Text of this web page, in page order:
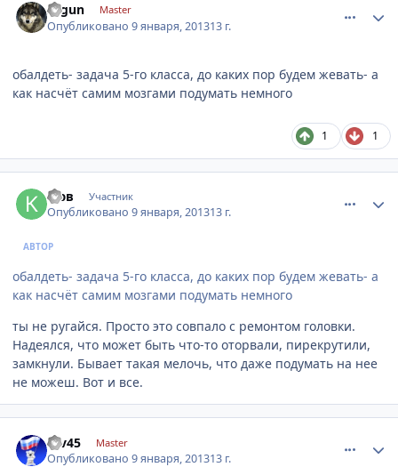
segun Master
Опубликовано9 января, 201313 г.
обалдеть- задача 5-го класса, до каких пор будем жевать- а
как насчёт самим мозгами подумать немного
1 1
кюв Участник
Опубликовано9 января, 201313 г.
АВТОР
обалдеть- задача 5-го класса, до каких пор будем жевать- а
как насчёт самим мозгами подумать немного
ты не ругайся. Просто это совпало с ремонтом головки.
Надеялся, что может быть что-то оторвали, пирекрутили,
замкнули. Бывает такая мелочь, что даже подумать на нее
не можеш. Вот и все.
rav45 Master
Опубликовано9 января, 201313 г.